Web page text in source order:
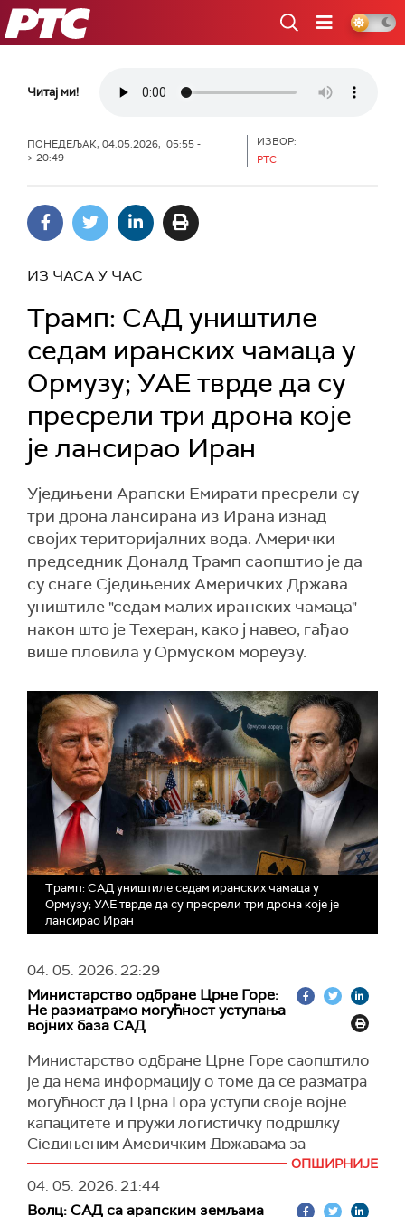
РТС
Читај ми!
ПОНЕДЕЉАК, 04.05.2026, 05:55 -
> 20:49
ИЗВОР:
РТС
ИЗ ЧАСА У ЧАС
Трамп: САД уништиле
седам иранских чамаца у
Ормузу; УАЕ тврде да су
пресрели три дрона које
је лансирао Иран
Уједињени Арапски Емирати пресрели су
три дрона лансирана из Ирана изнад
својих територијалних вода. Амерички
председник Доналд Трамп саопштио је да
су снаге Сједињених Америчких Држава
уништиле "седам малих иранских чамаца"
након што је Техеран, како ј навео, гађао
више пловила у Ормуском мореузу.
Трамп: САД уништиле седам иранских чамаца у
Ормузу; УАЕ тврде да су пресрели три дрона које је
лансирао Иран
04. 05. 2026.22:29
Министарство одбране Црне Горе:
Не разматрамо могућност уступања
војних база САД
Министарство одбране Црне Горе саопштило
је да нема информацију о томе да се разматра
могућност да Црна Гора уступи своје војне
капацитете и пружи логистичку подршлку
Сједињеним Америчким Државама за
евентуални рат против Ирана.
У одговору на упит РТЦГ из Министарства су
ОПШИРНИЈЕ
04. 05. 2026.21:44
Волц: САД са арапским земљама